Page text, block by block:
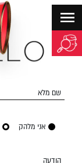
שם מלא
אני מלהק
הודעה